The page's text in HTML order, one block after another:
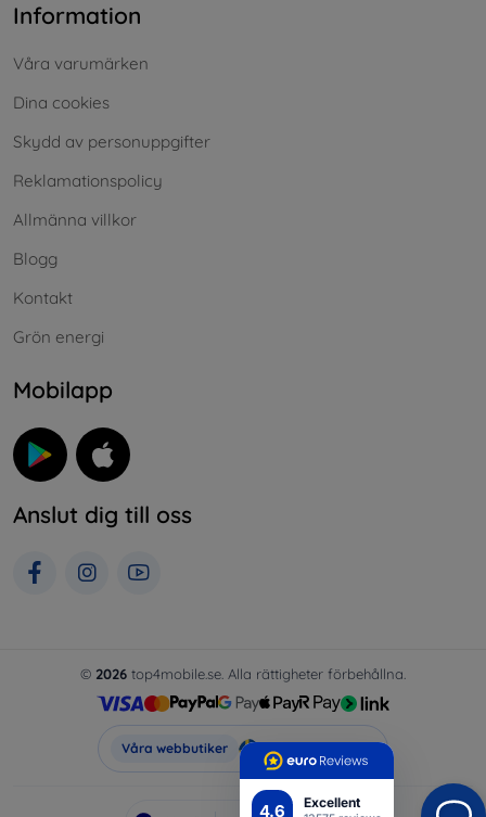
4.6 Excellent
Information
Våra varumärken
Dina cookies
Skydd av personuppgifter
Reklamationspolicy
Allmänna villkor
Blogg
Kontakt
Grön energi
Mobilapp
Anslut dig till oss
© 2026 top4mobile.se. Alla rättigheter förbehållna.
Våra webbutiker Top4Mobile.se